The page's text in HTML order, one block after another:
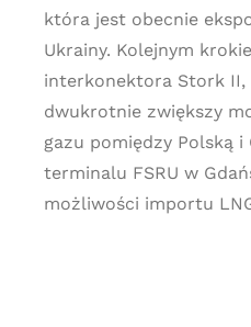
która jest obecnie
Ukrainy. Kolejnym
interkonektora Stork II,
dwukrotnie zwiększy
gazu pomiędzy Polską i
terminalu FSRU w
możliwości importu